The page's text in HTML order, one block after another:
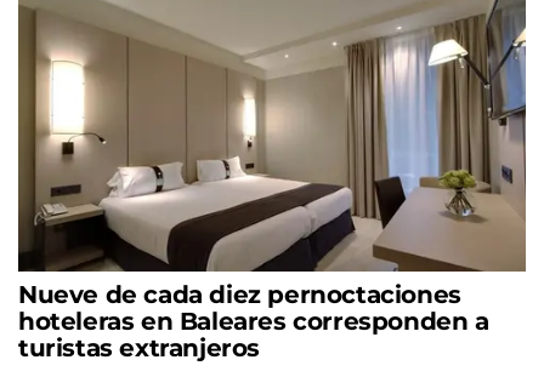
Nueve de cada diez pernoctaciones
hoteleras en Baleares corresponden a
turistas extranjeros